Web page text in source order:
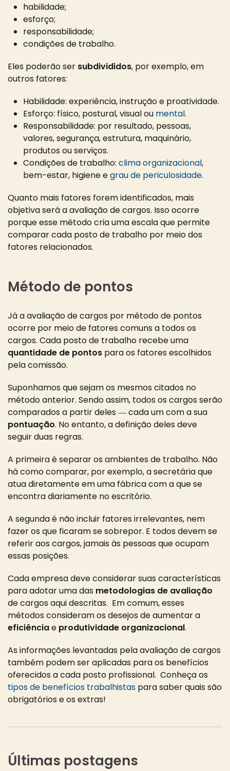
habilidade;
esforço;
responsabilidade;
condições de trabalho.
Eles poderão ser subdivididos, por exemplo, em
outros fatores:
Habilidade: experiência, instrução e proatividade.
Esforço: físico, postural, visual ou mental.
Responsabilidade: por resultado, pessoas,
valores, segurança, estrutura, maquinário,
produtos ou serviços.
Condições de trabalho: clima organizacional,
bem-estar, higiene egrau de periculosidade.
Quanto mais fatores forem identificados, mais
objetiva será a avaliação de cargos. Isso ocorre
porque esse método cria uma escala que permite
comparar cada posto de trabalho por meio dos
fatores relacionados.
Método de pontos
Já a avaliação de cargos por método de pontos
ocorre por meio de fatores comuns a todos os
cargos. Cada posto de trabalho recebe uma
quantidade de pontos para os fatores escolhidos
pela comissão.
Suponhamos que sejam os mesmos citados no
método anterior. Sendo assim, todos os cargos serão
comparados a partir deles ― cada um com a sua
pontuação. No entanto, a definição deles deve
seguir duas regras.
A primeira é separar os ambientes de trabalho. Não
há como comparar, por exemplo, a secretária que
atua diretamente em uma fábrica com a que se
encontra diariamente no escritório.
A segunda é não incluir fatores irrelevantes, nem
fazer os que ficaram se sobrepor. E todos devem se
referir aos cargos, jamais às pessoas que ocupam
essas posições.
Cada empresa deve considerar suas características
para adotar uma das metodologias de avaliação
de cargos aqui descritas. Em comum, esses
métodos consideram os desejos de aumentar a
eficiênciae produtividade organizacional.
As informações levantadas pela avaliação de cargos
também podem ser aplicadas para os benefícios
oferecidos a cada posto profissional. Conheça os
tipos de benefícios trabalhistas para saber quais são
obrigatórios e os extras!
Últimas postagens